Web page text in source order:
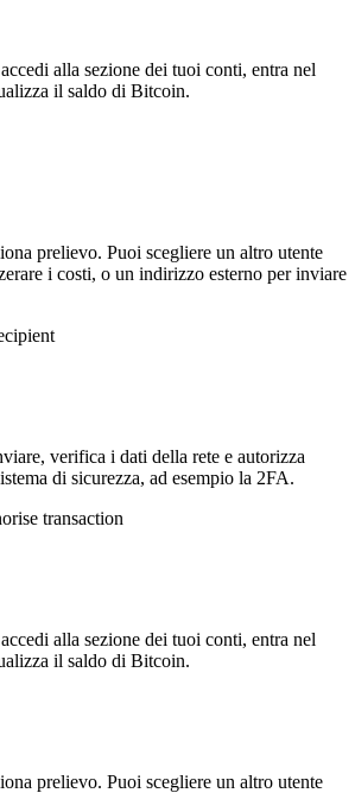
alla sezione dei tuoi conti, entra nel
il saldo di Bitcoin.
prelievo. Puoi scegliere un altro utente
i costi, o un indirizzo esterno per inviare
verifica i dati della rete e autorizza
di sicurezza, ad esempio la 2FA.
alla sezione dei tuoi conti, entra nel
il saldo di Bitcoin.
prelievo. Puoi scegliere un altro utente